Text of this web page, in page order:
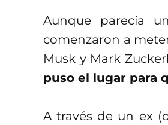
Aunque parecía
comenzaron a
Musk y Mark
puso el lugar para
A través de un ex